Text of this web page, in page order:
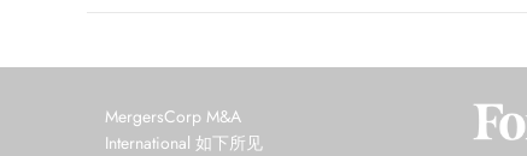
MergersCorp M&A
International 如下所见